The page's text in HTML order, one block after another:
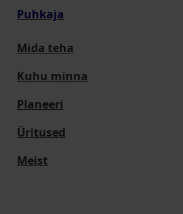
Puhkaja
Mida teha
Kuhu minna
Planeeri
Üritused
Meist